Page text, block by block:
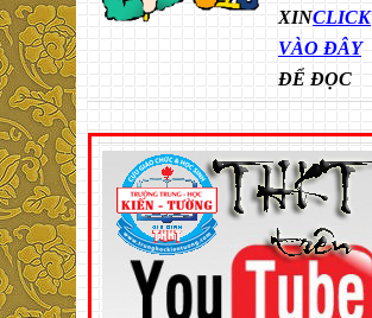
XINCLICK
VÀO ĐÂY
ĐỂ ĐỌC